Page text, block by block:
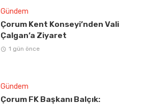
Gündem
Çorum Kent Konseyi’nden Vali
Çalgan’a Ziyaret
1 gün önce
Gündem
Çorum FK Başkanı Balçık: